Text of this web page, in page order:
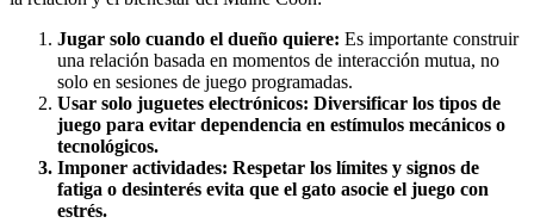
Jugar solo cuando el dueño quiere: Es importante construir
una relación basada en momentos de interacción mutua, no
solo en sesiones de juego programadas.
Usar solo juguetes electrónicos: Diversificar los tipos de
juego para evitar dependencia en estímulos mecánicos o
tecnológicos.
Imponer actividades: Respetar los límites y signos de
fatiga o desinterés evita que el gato asocie el juego con
estrés.